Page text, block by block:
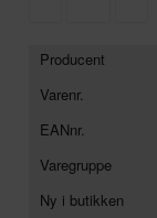
Producent
Varenr.
EANnr.
Varegruppe
Ny i butikken